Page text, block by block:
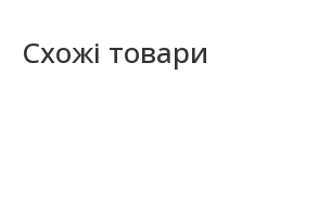
Схожі товари